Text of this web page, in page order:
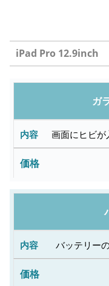
iPad Pro 12.9inch
理
内
容
故
容
修
ガ
画面にヒビが
バッテリー